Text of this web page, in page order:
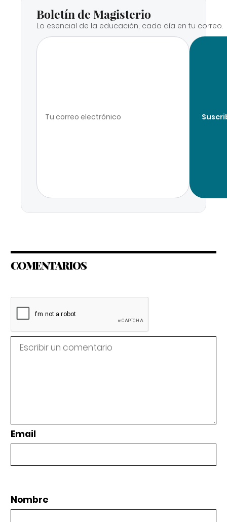
Boletín de Magisterio
Lo esencial de la educación, cada día en tu correo.
COMENTARIOS
Email
Nombre